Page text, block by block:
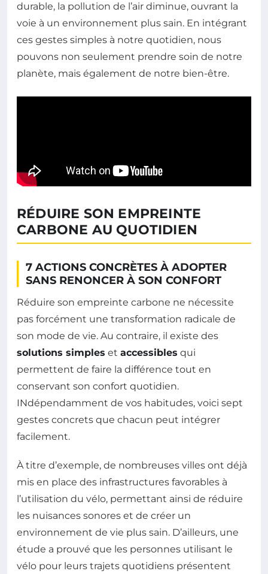
durable, la pollution de l’air diminue, ouvrant la
voie à un environnement plus sain. En intégrant
ces gestes simples à notre quotidien, nous
pouvons non seulement prendre soin de notre
planète, mais également de notre bien-être.
RÉDUIRE SON EMPREINTE
CARBONE AU QUOTIDIEN
7 ACTIONS CONCRÈTES À ADOPTER
SANS RENONCER À SON CONFORT
Réduire son empreinte carbone ne nécessite
pas forcément une transformation radicale de
son mode de vie. Au contraire, il existe des
solutions simples et accessibles qui
permettent de faire la différence tout en
conservant son confort quotidien.
INdépendamment de vos habitudes, voici sept
gestes concrets que chacun peut intégrer
facilement.
À titre d’exemple, de nombreuses villes ont déjà
mis en place des infrastructures favorables à
l’utilisation du vélo, permettant ainsi de réduire
les nuisances sonores et de créer un
environnement de vie plus sain. D’ailleurs, une
étude a prouvé que les personnes utilisant le
vélo pour leurs trajets quotidiens présentent